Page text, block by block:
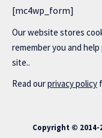
[mc4wp_form]
Our website stores
remember you and
site..
Read ourprivacy policy
Copyright © 2014-